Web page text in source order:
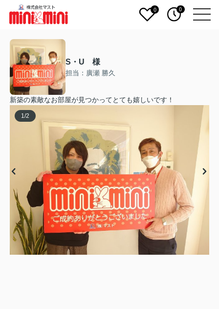
0 0
S・U 様
担当：廣瀬 勝久
新築の素敵なお部屋が見つかってとても嬉しいです！
1 /2